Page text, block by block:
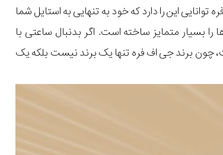
این را دارد که خود به تنهایی به استایل شما
بسیار متمایز ساخته است. اگر بدنبال ساعتی با
چون برند جی اف فره تنها یک برند نیست بلکه یک